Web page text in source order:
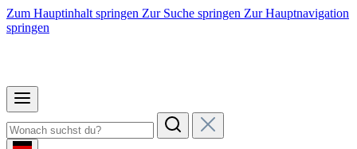
Zum Hauptinhalt springen Zur Suche springen Zur Hauptnavigation
springen